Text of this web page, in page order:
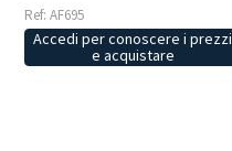
Ref: AF695
Accedi per conoscere i prezzi
e acquistare